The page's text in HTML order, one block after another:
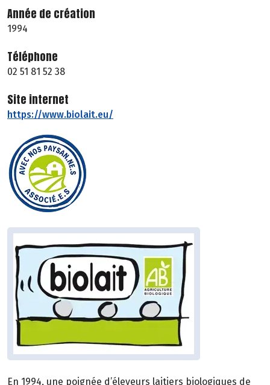
Année de création
1994
Téléphone
02 51 81 52 38
Site internet
https://www.biolait.eu/
En 1994, une poignée d’éleveurs laitiers biologiques de